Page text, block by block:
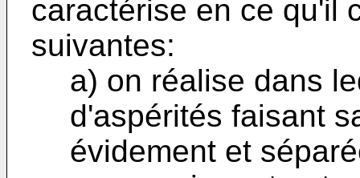
caractérise en ce qu'il
suivantes:
a) on réalise dans
d'aspérités faisant
évidement et